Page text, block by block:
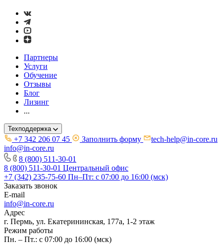
Партнеры
Услуги
Обучение
Отзывы
Блог
Лизинг
...
Техподдержка
+7 342 206 07 45 Заполнить форму
tech-help@in-core.ru
info@in-core.ru
8 (800) 511-30-01
8 (800) 511-30-01 Центральный офис
+7 (342) 235-75-60 Пн–Пт: с 07:00 до 16:00 (мск)
Заказать звонок
E-mail
info@in-core.ru
Адрес
г. Пермь, ул. ​Екатерининская, 177а, ​1-2 этаж
Режим работы
Пн. – Пт.: с 07:00 до 16:00 (мск)